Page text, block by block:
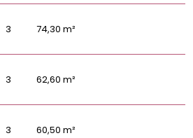
3 74,30 m²
3 62,60 m²
3 60,50 m²